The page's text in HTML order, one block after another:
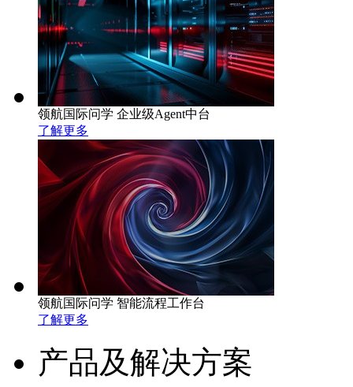
领航国际问学 企业级Agent中台
了解更多
领航国际问学 智能流程工作台
了解更多
产品及解决方案